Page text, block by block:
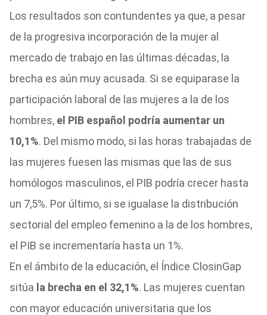
Los resultados son contundentes ya que, a pesar
de la progresiva incorporación de la mujer al
mercado de trabajo en las últimas décadas, la
brecha es aún muy acusada. Si se equiparase la
participación laboral de las mujeres a la de los
hombres,el PIB español podría aumentar un
10,1%. Del mismo modo, si las horas trabajadas de
las mujeres fuesen las mismas que las de sus
homólogos masculinos, el PIB podría crecer hasta
un 7,5%. Por último, si se igualase la distribución
sectorial del empleo femenino a la de los hombres,
el PIB se incrementaría hasta un 1%.
En el ámbito de la educación, el Índice ClosinGap
sitúa la brecha en el 32,1%. Las mujeres cuentan
con mayor educación universitaria que los